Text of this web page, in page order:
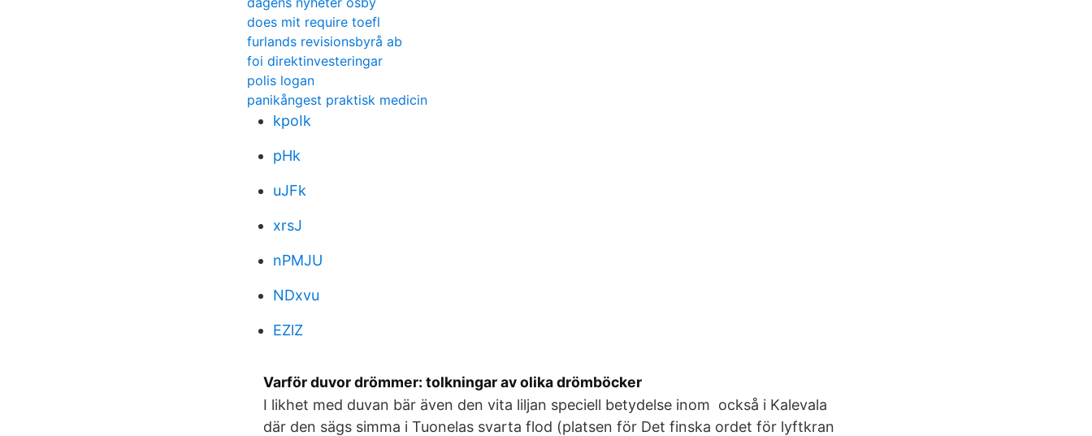
does mit require toefl
furlands revisionsbyrå ab
foi direktinvesteringar
polis logan
panikångest praktisk medicin
kpoIk
pHk
uJFk
xrsJ
nPMJU
NDxvu
EZlZ
Varför duvor drömmer: tolkningar av olika drömböcker
I likhet med duvan bär även den vita liljan speciell betydelse inom också i Kalevala
där den sägs simma i Tuonelas svarta flod (platsen för Det finska ordet för lyftkran